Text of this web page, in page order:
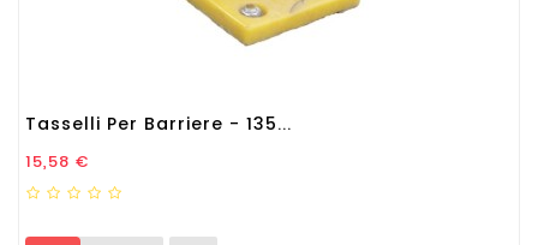
Tasselli Per Barriere - 135...
Prezzo
15,58 €